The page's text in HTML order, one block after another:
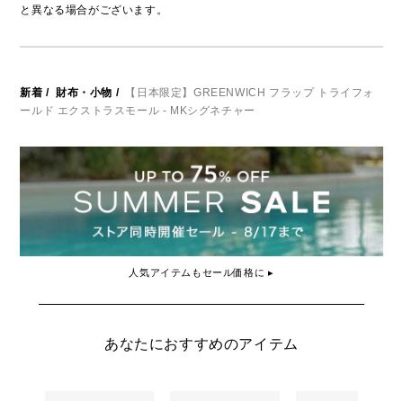
と異なる場合がございます。
新着 / 財布・小物 /
【日本限定】GREENWICH フラップ トライフォ
ールド エクストラスモール - MKシグネチャー
人気アイテムもセール価格に ▸
あなたにおすすめのアイテム